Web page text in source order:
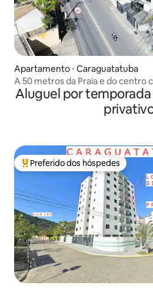
Apartamento ⋅ Caraguatatuba
A 50 metros da Praia e do centro
Aluguel por
Entre os melhores preferidos dos
Preferido dos hóspedes